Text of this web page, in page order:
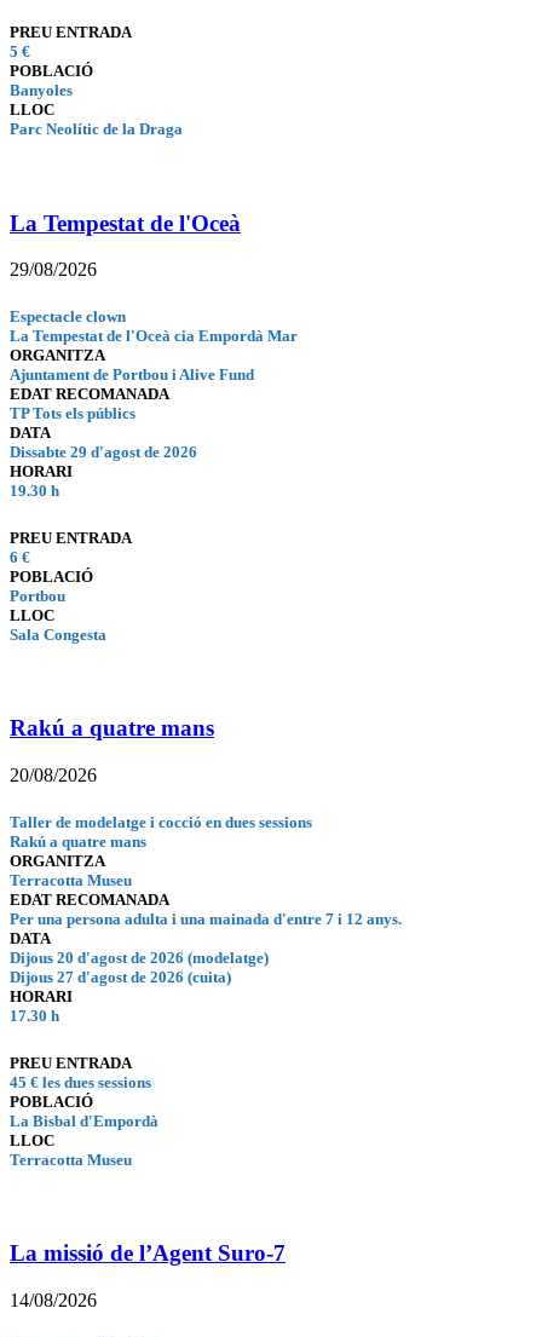
PREU ENTRADA
5 €
POBLACIÓ
Banyoles
LLOC
Parc Neolític de la Draga
La Tempestat de l'Oceà
29/08/2026
Espectacle clown
La Tempestat de l'Oceà cia Empordà Mar
ORGANITZA
Ajuntament de Portbou i Alive Fund
EDAT RECOMANADA
TP Tots els públics
DATA
Dissabte 29 d'agost de 2026
HORARI
19.30 h
PREU ENTRADA
6 €
POBLACIÓ
Portbou
LLOC
Sala Congesta
Rakú a quatre mans
20/08/2026
Taller de modelatge i cocció en dues sessions
Rakú a quatre mans
ORGANITZA
Terracotta Museu
EDAT RECOMANADA
Per una persona adulta i una mainada d'entre 7 i 12 anys.
DATA
Dijous 20 d'agost de 2026 (modelatge)
Dijous 27 d'agost de 2026 (cuita)
HORARI
17.30 h
PREU ENTRADA
45 € les dues sessions
POBLACIÓ
La Bisbal d'Empordà
LLOC
Terracotta Museu
La missió de l’Agent Suro-7
14/08/2026